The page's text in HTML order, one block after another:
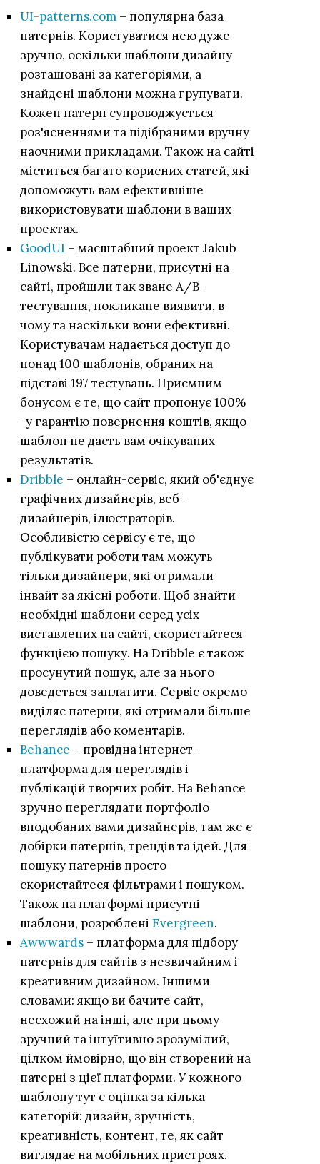
UI-patterns.com– популярна база
патернів. Користуватися нею дуже
зручно, оскільки шаблони дизайну
розташовані за категоріями, а
знайдені шаблони можна групувати.
Кожен патерн супроводжується
роз'ясненнями та підібраними вручну
наочними прикладами. Також на сайті
міститься багато корисних статей, які
допоможуть вам ефективніше
використовувати шаблони в ваших
проектах.
GoodUI – масштабний проект Jakub
Linowski. Все патерни, присутні на
сайті, пройшли так зване A/B-
тестування, покликане виявити, в
чому та наскільки вони ефективні.
Користувачам надається доступ до
понад 100 шаблонів, обраних на
підставі 197 тестувань. Приємним
бонусом є те, що сайт пропонує 100%
-у гарантію повернення коштів, якщо
шаблон не дасть вам очікуваних
результатів.
Dribble – онлайн-сервіс, який об'єднує
графічних дизайнерів, веб-
дизайнерів, ілюстраторів.
Особливістю сервісу є те, що
публікувати роботи там можуть
тільки дизайнери, які отримали
інвайт за якісні роботи. Щоб знайти
необхідні шаблони серед усіх
виставлених на сайті, скористайтеся
функцією пошуку. На Dribblе є також
просунутий пошук, але за нього
доведеться заплатити. Сервіс окремо
виділяє патерни, які отримали більше
переглядів або коментарів.
Behance – провідна інтернет-
платформа для переглядів і
публікацій творчих робіт. На Behance
зручно переглядати портфоліо
вподобаних вами дизайнерів, там же є
добірки патернів, трендів та ідей. Для
пошуку патернів просто
скористайтеся фільтрами і пошуком.
Також на платформі присутні
шаблони, розроблені Evergreen.
Awwwards – платформа для підбору
патернів для сайтів з незвичайним і
креативним дизайном. Іншими
словами: якщо ви бачите сайт,
несхожий на інші, але при цьому
зручний та інтуїтивно зрозумілий,
цілком ймовірно, що він створений на
патерні з цієї платформи. У кожного
шаблону тут є оцінка за кілька
категорій: дизайн, зручність,
креативність, контент, те, як сайт
виглядає на мобільних пристроях.